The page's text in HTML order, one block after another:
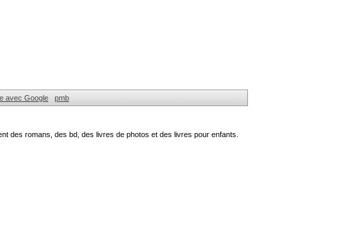
avec Google pmb
des romans, des bd, des livres de photos et des livres pour enfants.